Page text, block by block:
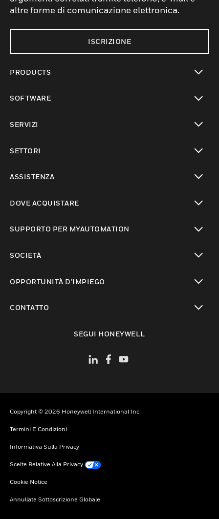
altre forme di comunicazione elettronica.
ISCRIZIONE
PRODUCTS
SOFTWARE
SERVIZI
SETTORI
ASSISTENZA
DOVE ACQUISTARE
SUPPORTO PER MYAUTOMATION
SOCIETÀ
OPPORTUNITÀ D’IMPIEGO
CONTATTO
SEGUI HONEYWELL
Copyright © 2026 Honeywell International Inc
Termini E Condizioni
Informativa Sulla Privacy
Scelte Relative Alla Privacy
Cookie Notice
Annullate Sottoscrizione Globale